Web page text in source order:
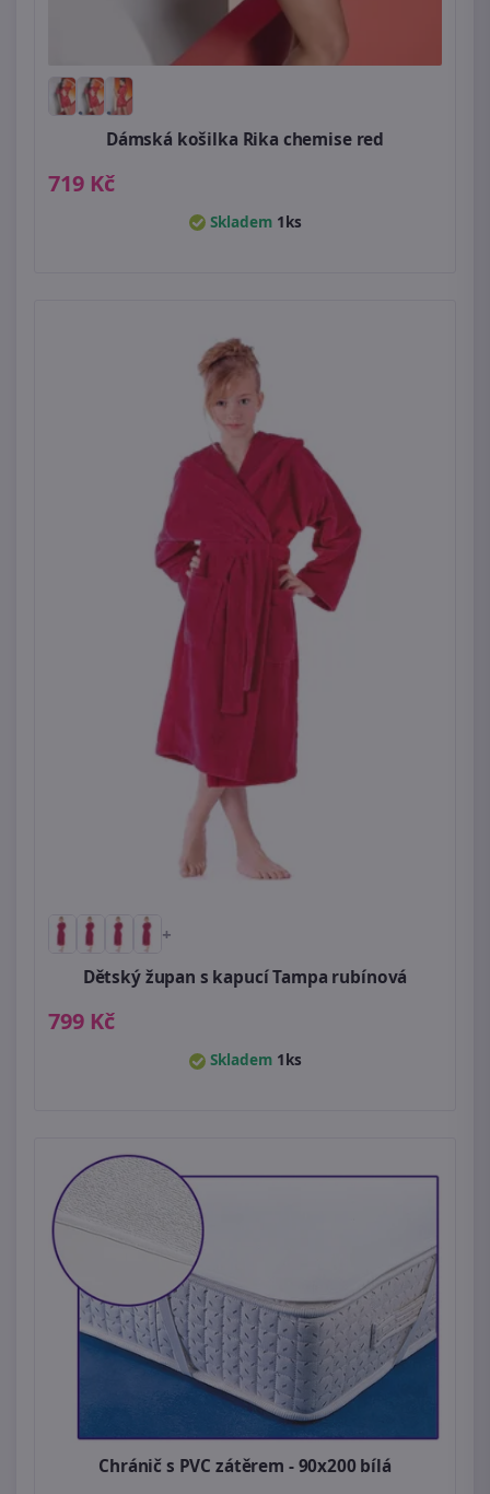
Dámská košilka Rika chemise red
719 Kč
Skladem 1ks
+
Dětský župan s kapucí Tampa rubínová
799 Kč
Skladem 1ks
Chránič s PVC zátěrem - 90x200 bílá